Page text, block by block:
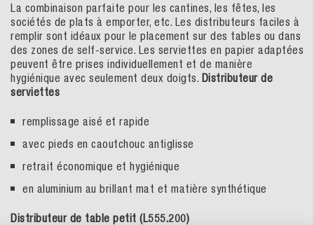
La combinaison parfaite pour les cantines, les fêtes, les
sociétés de plats à emporter, etc. Les distributeurs faciles à
remplir sont idéaux pour le placement sur des tables ou dans
des zones de self-service. Les serviettes en papier adaptées
peuvent être prises individuellement et de manière
hygiénique avec seulement deux doigts. Distributeur de
serviettes
remplissage aisé et rapide
avec pieds en caoutchouc antiglisse
retrait économique et hygiénique
en aluminium au brillant mat et matière synthétique
Distributeur de table petit (L555.200)